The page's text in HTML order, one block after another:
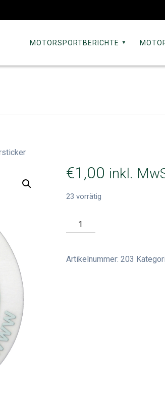
MOTORSPORTBERICHTE
€1,00 inkl.
23 vorrätig
Moving
Legends
Menge
Artikelnummer: 203